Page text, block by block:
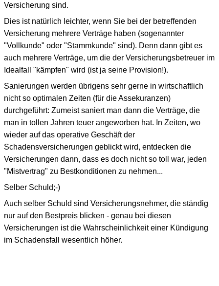
Versicherung sind.
Dies ist natürlich leichter, wenn Sie bei der betreffenden
Versicherung mehrere Verträge haben (sogenannter
"Vollkunde" oder "Stammkunde" sind). Denn dann gibt es
auch mehrere Verträge, um die der Versicherungsbetreuer im
Idealfall "kämpfen" wird (ist ja seine Provision!).
Sanierungen werden übrigens sehr gerne in wirtschaftlich
nicht so optimalen Zeiten (für die Assekuranzen)
durchgeführt: Zumeist saniert man dann die Verträge, die
man in tollen Jahren teuer angeworben hat. In Zeiten, wo
wieder auf das operative Geschäft der
Schadensversicherungen geblickt wird, entdecken die
Versicherungen dann, dass es doch nicht so toll war, jeden
"Mistvertrag" zu Bestkonditionen zu nehmen...
Selber Schuld;-)
Auch selber Schuld sind Versicherungsnehmer, die ständig
nur auf den Bestpreis blicken - genau bei diesen
Versicherungen ist die Wahrscheinlichkeit einer Kündigung
im Schadensfall wesentlich höher.